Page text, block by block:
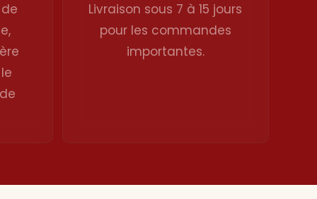
Livraison sous 7 à 15 jours
pour les commandes
importantes.